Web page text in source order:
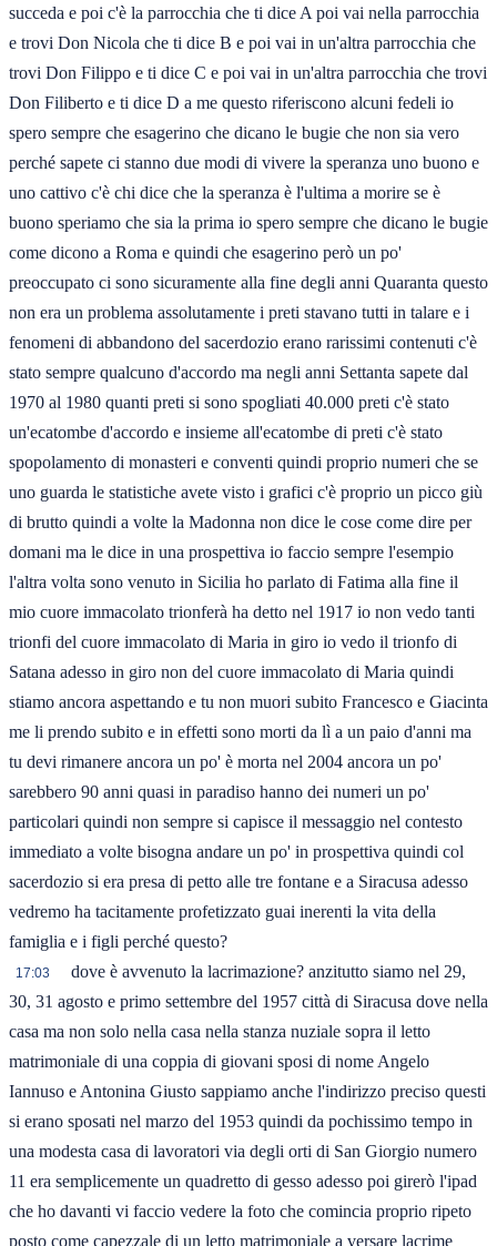
succeda e poi c'è la parrocchia che ti dice A poi vai nella parrocchia
e trovi Don Nicola che ti dice B e poi vai in un'altra parrocchia che
trovi Don Filippo e ti dice C e poi vai in un'altra parrocchia che trovi
Don Filiberto e ti dice D a me questo riferiscono alcuni fedeli io
spero sempre che esagerino che dicano le bugie che non sia vero
perché sapete ci stanno due modi di vivere la speranza uno buono e
uno cattivo c'è chi dice che la speranza è l'ultima a morire se è
buono speriamo che sia la prima io spero sempre che dicano le bugie
come dicono a Roma e quindi che esagerino però un po'
preoccupato ci sono sicuramente alla fine degli anni Quaranta questo
non era un problema assolutamente i preti stavano tutti in talare e i
fenomeni di abbandono del sacerdozio erano rarissimi contenuti c'è
stato sempre qualcuno d'accordo ma negli anni Settanta sapete dal
1970 al 1980 quanti preti si sono spogliati 40.000 preti c'è stato
un'ecatombe d'accordo e insieme all'ecatombe di preti c'è stato
spopolamento di monasteri e conventi quindi proprio numeri che se
uno guarda le statistiche avete visto i grafici c'è proprio un picco giù
di brutto quindi a volte la Madonna non dice le cose come dire per
domani ma le dice in una prospettiva io faccio sempre l'esempio
l'altra volta sono venuto in Sicilia ho parlato di Fatima alla fine il
mio cuore immacolato trionferà ha detto nel 1917 io non vedo tanti
trionfi del cuore immacolato di Maria in giro io vedo il trionfo di
Satana adesso in giro non del cuore immacolato di Maria quindi
stiamo ancora aspettando e tu non muori subito Francesco e Giacinta
me li prendo subito e in effetti sono morti da lì a un paio d'anni ma
tu devi rimanere ancora un po' è morta nel 2004 ancora un po'
sarebbero 90 anni quasi in paradiso hanno dei numeri un po'
particolari quindi non sempre si capisce il messaggio nel contesto
immediato a volte bisogna andare un po' in prospettiva quindi col
sacerdozio si era presa di petto alle tre fontane e a Siracusa adesso
vedremo ha tacitamente profetizzato guai inerenti la vita della
famiglia e i figli perché questo?
17:03
dove è avvenuto la lacrimazione? anzitutto siamo nel 29,
30, 31 agosto e primo settembre del 1957 città di Siracusa dove nella
casa ma non solo nella casa nella stanza nuziale sopra il letto
matrimoniale di una coppia di giovani sposi di nome Angelo
Iannuso e Antonina Giusto sappiamo anche l'indirizzo preciso questi
si erano sposati nel marzo del 1953 quindi da pochissimo tempo in
una modesta casa di lavoratori via degli orti di San Giorgio numero
11 era semplicemente un quadretto di gesso adesso poi girerò l'ipad
che ho davanti vi faccio vedere la foto che comincia proprio ripeto
posto come capezzale di un letto matrimoniale a versare lacrime